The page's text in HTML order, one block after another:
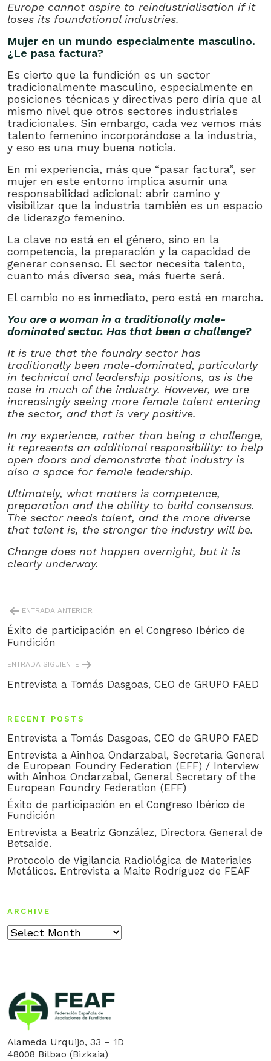
Europe cannot aspire to reindustrialisation if it
loses its foundational industries.
Mujer en un mundo especialmente masculino.
¿Le pasa factura?
Es cierto que la fundición es un sector
tradicionalmente masculino, especialmente en
posiciones técnicas y directivas pero diría que al
mismo nivel que otros sectores industriales
tradicionales. Sin embargo, cada vez vemos más
talento femenino incorporándose a la industria,
y eso es una muy buena noticia.
En mi experiencia, más que “pasar factura”, ser
mujer en este entorno implica asumir una
responsabilidad adicional: abrir camino y
visibilizar que la industria también es un espacio
de liderazgo femenino.
La clave no está en el género, sino en la
competencia, la preparación y la capacidad de
generar consenso. El sector necesita talento,
cuanto más diverso sea, más fuerte será.
El cambio no es inmediato, pero está en marcha.
You are a woman in a traditionally male-
dominated sector. Has that been a challenge?
It is true that the foundry sector has
traditionally been male-dominated, particularly
in technical and leadership positions, as is the
case in much of the industry. However, we are
increasingly seeing more female talent entering
the sector, and that is very positive.
In my experience, rather than being a challenge,
it represents an additional responsibility: to help
open doors and demonstrate that industry is
also a space for female leadership.
Ultimately, what matters is competence,
preparation and the ability to build consensus.
The sector needs talent, and the more diverse
that talent is, the stronger the industry will be.
Change does not happen overnight, but it is
clearly underway.
POST
NAVIGATION
ENTRADA ANTERIOR
Éxito de participación en el Congreso Ibérico de
Fundición
ENTRADA SIGUIENTE
Entrevista a Tomás Dasgoas, CEO de GRUPO FAED
RECENT POSTS
Entrevista a Tomás Dasgoas, CEO de GRUPO FAED
Entrevista a Ainhoa Ondarzabal, Secretaria General
de European Foundry Federation (EFF) / Interview
with Ainhoa Ondarzabal, General Secretary of the
European Foundry Federation (EFF)
Éxito de participación en el Congreso Ibérico de
Fundición
Entrevista a Beatriz González, Directora General de
Betsaide.
Protocolo de Vigilancia Radiológica de Materiales
Metálicos. Entrevista a Maite Rodríguez de FEAF
ARCHIVE
Archive
Alameda Urquijo, 33 – 1D
48008 Bilbao (Bizkaia)